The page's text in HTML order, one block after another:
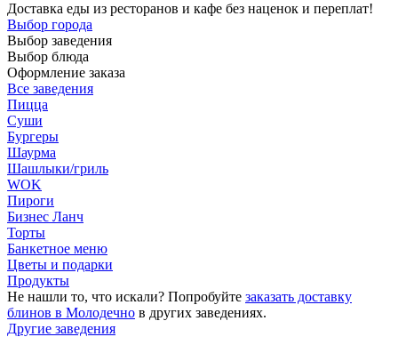
Доставка еды из ресторанов и кафе без наценок и переплат!
Выбор города
Выбор заведения
Выбор блюда
Оформление заказа
Все заведения
Пицца
Суши
Бургеры
Шаурма
Шашлыки/гриль
WOK
Пироги
Бизнес Ланч
Торты
Банкетное меню
Цветы и подарки
Продукты
Не нашли то, что искали? Попробуйте заказать доставку
блинов в Молодечно в других заведениях.
Другие заведения